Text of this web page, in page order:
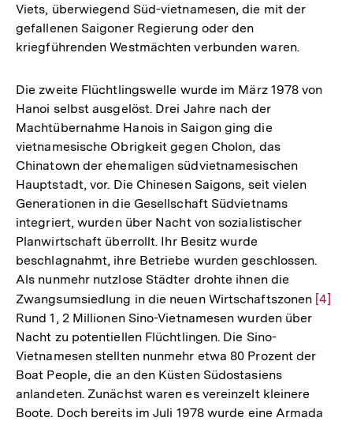
Viets, überwiegend Süd-vietnamesen, die mit der
gefallenen Saigoner Regierung oder den
kriegführenden Westmächten verbunden waren.
Die zweite Flüchtlingswelle wurde im März 1978 von
Hanoi selbst ausgelöst. Drei Jahre nach der
Machtübernahme Hanois in Saigon ging die
vietnamesische Obrigkeit gegen Cholon, das
Chinatown der ehemaligen südvietnamesischen
Hauptstadt, vor. Die Chinesen Saigons, seit vielen
Generationen in die Gesellschaft Südvietnams
integriert, wurden über Nacht von sozialistischer
Planwirtschaft überrollt. Ihr Besitz wurde
beschlagnahmt, ihre Betriebe wurden geschlossen.
Als nunmehr nutzlose Städter drohte ihnen die
Zwangsumsiedlung in die neuen Wirtschaftszonen Zur
[4]
Rund 1, 2 Millionen Sino-Vietnamesen wurden über
Nacht zu potentiellen Flüchtlingen. Die Sino-
Vietnamesen stellten nunmehr etwa 80 Prozent der
Boat People, die an den Küsten Südostasiens
anlandeten. Zunächst waren es vereinzelt kleinere
Boote. Doch bereits im Juli 1978 wurde eine Armada